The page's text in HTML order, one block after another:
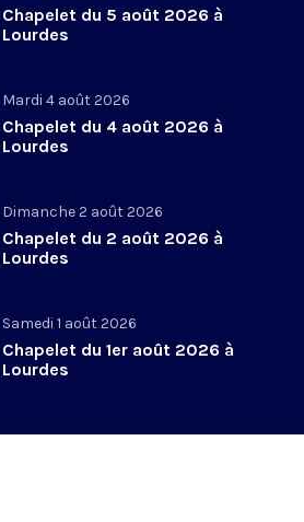
Chapelet du 5 août 2026 à
Lourdes
Mardi 4 août 2026
Chapelet du 4 août 2026 à
Lourdes
Dimanche 2 août 2026
Chapelet du 2 août 2026 à
Lourdes
Samedi 1 août 2026
Chapelet du 1er août 2026 à
Lourdes